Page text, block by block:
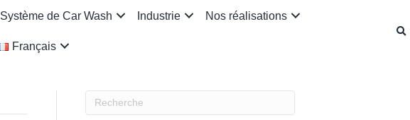
Système de Car Wash Industrie Nos réalisations
Français